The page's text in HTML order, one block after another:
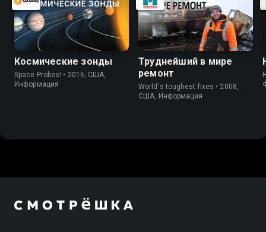
Космические зонды
Space Probes! • 2016, США,
Информация
Труднейший в мире
ремонт
World's toughest fixes • 2008,
США, Информация